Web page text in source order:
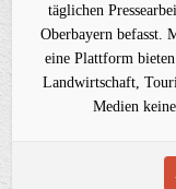
täglichen
Oberbayern befasst.
eine Plattform
Landwirtschaft,
Medien